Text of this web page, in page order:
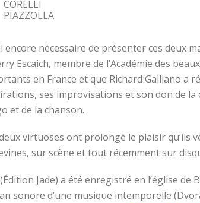
CORELLI
PIAZZOLLA
encore nécessaire de présenter ces deux
Escaich, membre de l’Académie des
en France et que Richard Galliano a
ses improvisations et son don de la
et de la chanson.
virtuoses ont prolongé le plaisir qu’ils
sur scène et tout récemment sur
(Édition Jade) a été enregistré en l’église
sonore d’une musique intemporelle